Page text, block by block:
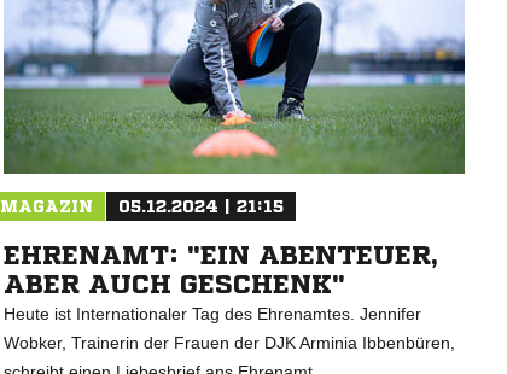
MAGAZIN 05.12.2024 | 21:15
EHRENAMT: "EIN ABENTEUER,
ABER AUCH GESCHENK"
Heute ist Internationaler Tag des Ehrenamtes. Jennifer
Wobker, Trainerin der Frauen der DJK Arminia Ibbenbüren,